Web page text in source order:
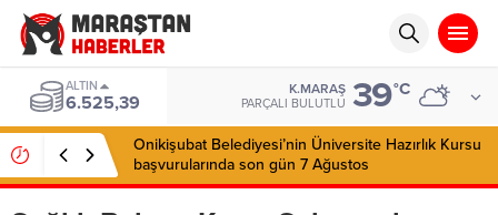
ALTIN
6.525,39
K.MARAŞ
PARÇALI BULUTLU 39°C
Onikişubat Belediyesi’nin Üniversite Hazırlık Kursu
başvurularında son gün 7 Ağustos